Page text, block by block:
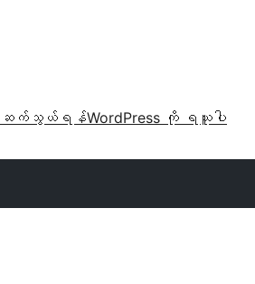
ဆက်သွယ်ရန်WordPress ကို ရယူပါ